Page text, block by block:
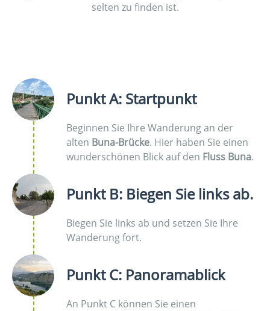
selten zu finden ist.
Punkt A: Startpunkt
Beginnen Sie Ihre Wanderung an der
alten Buna-Brücke. Hier haben Sie einen
wunderschönen Blick auf den Fluss Buna.
Punkt B: Biegen Sie links ab.
Biegen Sie links ab und setzen Sie Ihre
Wanderung fort.
Punkt C: Panoramablick
An Punkt C können Sie einen